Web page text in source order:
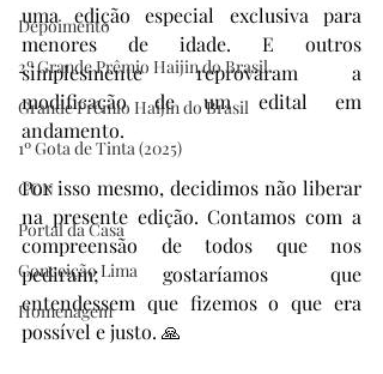
Depoimento
2º Grande Prêmio Haijin do Brasil
Grande Prêmio Haijin do Brasil
1º Gota de Tinta (2025)
CON
Portal da Casa
Conceição Lima
Homenagem
uma edição especial exclusiva para
menores de idade. E outros
simplesmente reprovaram a
modificação de um edital em
andamento.
Por isso mesmo, decidimos não liberar
na presente edição. Contamos com a
compreensão de todos que nos
pediram; gostaríamos que
entendessem que fizemos o que era
possível e justo. 🙏